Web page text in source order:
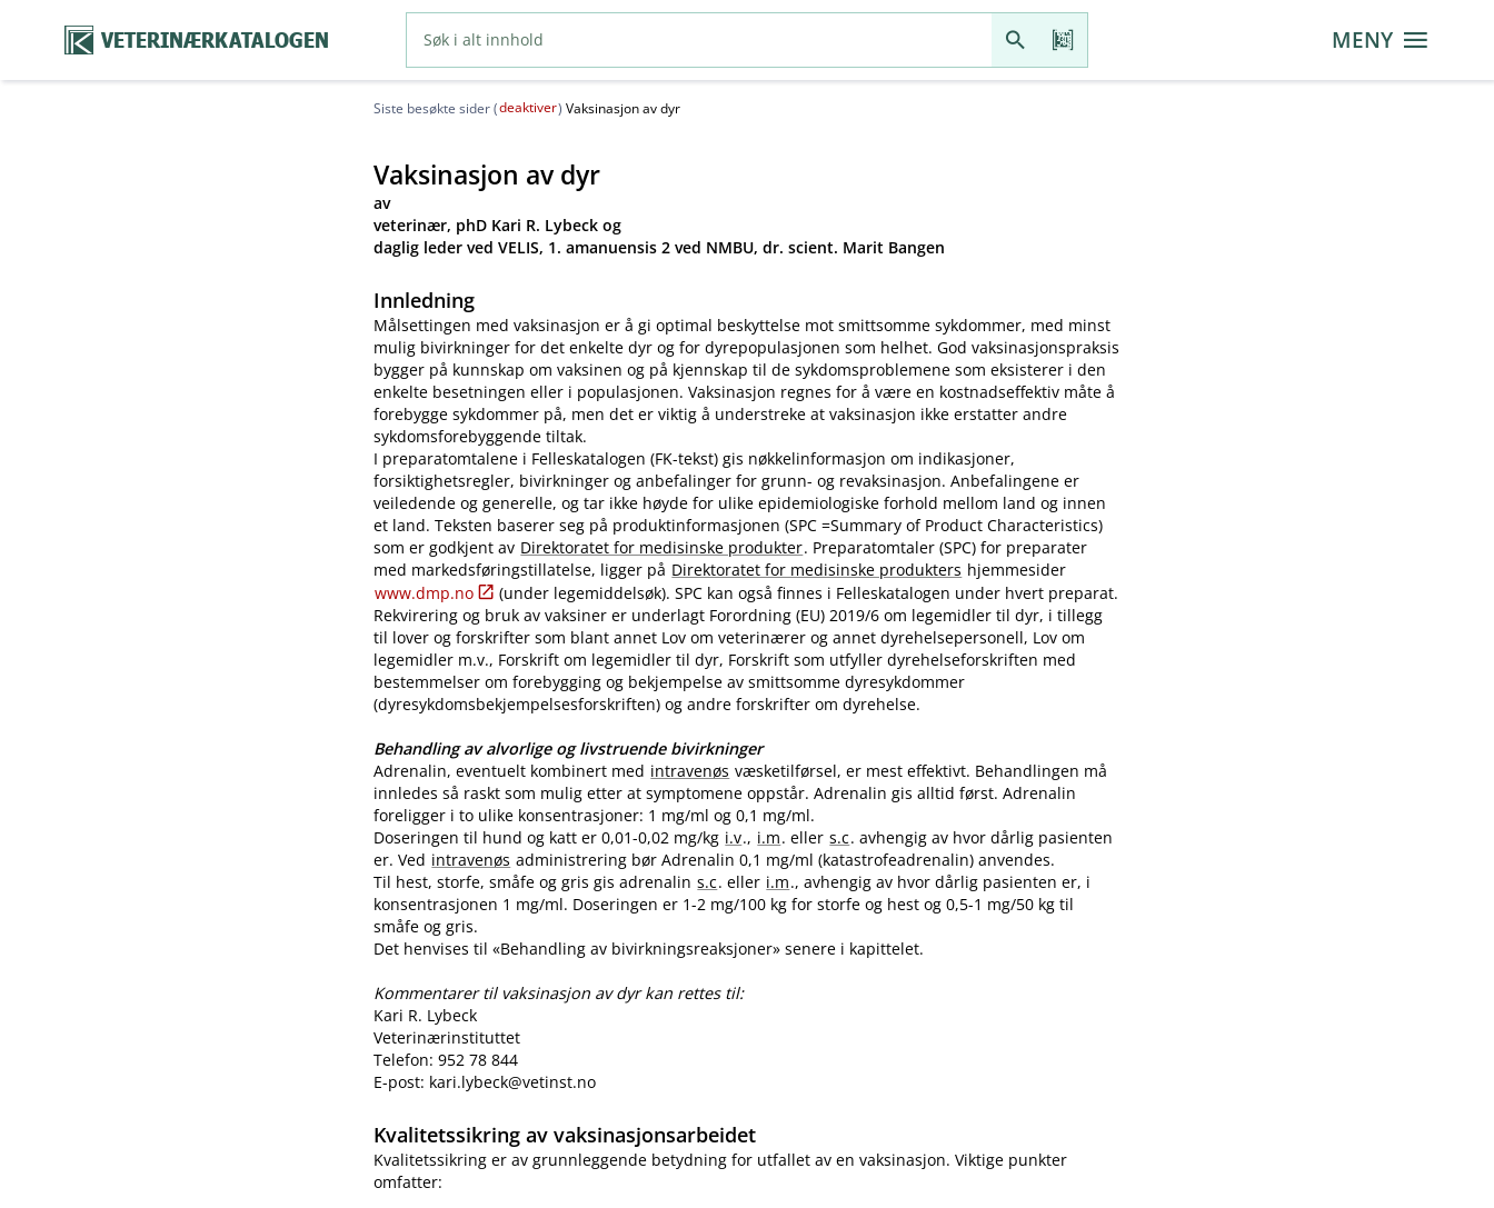
VETERINÆRKATALOGEN MENY
Siste besøkte sider (deaktiver) Vaksinasjon av dyr
Vaksinasjon av dyr
av
veterinær, phD Kari R. Lybeck og
daglig leder ved VELIS, 1. amanuensis 2 ved NMBU, dr. scient. Marit Bangen
Innledning
Målsettingen med vaksinasjon er å gi optimal beskyttelse mot smittsomme sykdommer, med minst
mulig bivirkninger for det enkelte dyr og for dyrepopulasjonen som helhet. God vaksinasjonspraksis
bygger på kunnskap om vaksinen og på kjennskap til de sykdomsproblemene som eksisterer i den
enkelte besetningen eller i populasjonen. Vaksinasjon regnes for å være en kostnadseffektiv måte å
forebygge sykdommer på, men det er viktig å understreke at vaksinasjon ikke erstatter andre
sykdomsforebyggende tiltak.
I preparatomtalene i Felleskatalogen (FK-tekst) gis nøkkelinformasjon om indikasjoner,
forsiktighetsregler, bivirkninger og anbefalinger for grunn- og revaksinasjon. Anbefalingene er
veiledende og generelle, og tar ikke høyde for ulike epidemiologiske forhold mellom land og innen
et land. Teksten baserer seg på produktinformasjonen (SPC =Summary of Product Characteristics)
som er godkjent av Direktoratet for medisinske produkter. Preparatomtaler (SPC) for preparater
med markedsføringstillatelse, ligger på Direktoratet for medisinske produkters hjemmesider
www.dmp.no
(under legemiddelsøk). SPC kan også finnes i Felleskatalogen under hvert preparat.
Rekvirering og bruk av vaksiner er underlagt Forordning (EU) 2019/6 om legemidler til dyr, i tillegg
til lover og forskrifter som blant annet Lov om veterinærer og annet dyrehelsepersonell, Lov om
legemidler m.v., Forskrift om legemidler til dyr, Forskrift som utfyller dyrehelseforskriften med
bestemmelser om forebygging og bekjempelse av smittsomme dyresykdommer
(dyresykdomsbekjempelsesforskriften) og andre forskrifter om dyrehelse.
Behandling av alvorlige og livstruende bivirkninger
Adrenalin, eventuelt kombinert med intravenøs væsketilførsel, er mest effektivt. Behandlingen må
innledes så raskt som mulig etter at symptomene oppstår. Adrenalin gis alltid først. Adrenalin
foreligger i to ulike konsentrasjoner: 1 mg/ml og 0,1 mg​/​ml.
Doseringen til hund og katt er 0,01-0,02 mg/kg i.v., i.m. eller s.c. avhengig av hvor dårlig pasienten
er. Ved intravenøs administrering bør Adrenalin 0,1 mg/ml (katastrofeadrenalin) anvendes.
Til hest, storfe, småfe og gris gis adrenalin s.c. eller i.m., avhengig av hvor dårlig pasienten er, i
konsentrasjonen 1 mg​/​ml. Doseringen er 1-2 mg/100 kg for storfe og hest og 0,5-1 mg/50 kg til
småfe og gris.
Det henvises til «Behandling av bivirkningsreaksjoner» senere i kapittelet.
Kommentarer til vaksinasjon av dyr kan rettes til:
Kari R. Lybeck
Veterinærinstituttet
Telefon: 952 78 844
E-post: kari.lybeck@vetinst.no
Kvalitetssikring av vaksinasjonsarbeidet
Kvalitetssikring er av grunnleggende betydning for utfallet av en vaksinasjon. Viktige punkter
omfatter: